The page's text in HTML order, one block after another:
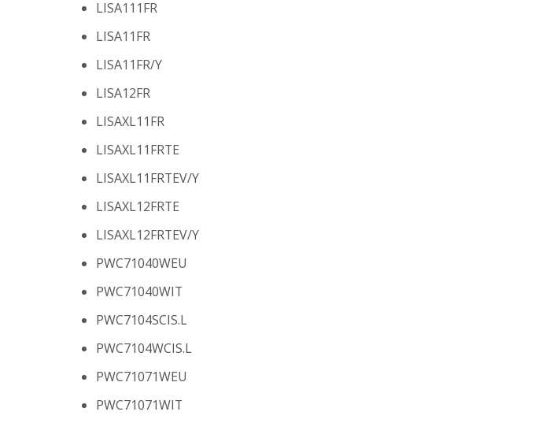
LISA111FR
LISA11FR
LISA11FR/Y
LISA12FR
LISAXL11FR
LISAXL11FRTE
LISAXL11FRTEV/Y
LISAXL12FRTE
LISAXL12FRTEV/Y
PWC71040WEU
PWC71040WIT
PWC7104SCIS.L
PWC7104WCIS.L
PWC71071WEU
PWC71071WIT